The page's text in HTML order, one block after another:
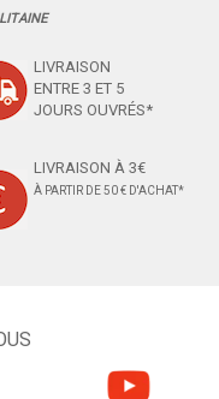
LIVRAISON
ENTRE 3 ET 5
JOURS OUVRÉS*
LIVRAISON À 3€
À PARTIR DE 50 € D'ACHAT*